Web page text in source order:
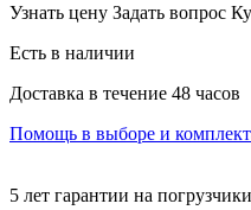
Узнать цену Задать вопрос
Есть в наличии
Доставка в течение 48 часов
Помощь в выборе и
5 лет гарантии на погрузчики